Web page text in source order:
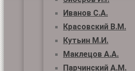
Иванов С.А.
Красовский В.М.
Кутьин М.И.
Маклецов А.А.
Парчинский А.М.